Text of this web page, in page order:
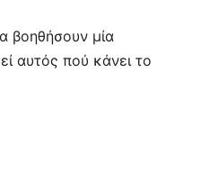
βοηθήσουν μία
αυτός πού κάνει το